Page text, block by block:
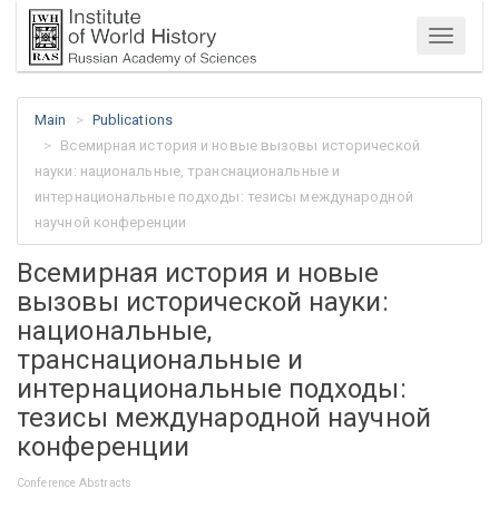
Menu
Main
Publications
Всемирная история и новые вызовы исторической
науки: национальные, транснациональные и
интернациональные подходы: тезисы международной
научной конференции
Всемирная история и новые
вызовы исторической науки:
национальные,
транснациональные и
интернациональные подходы:
тезисы международной научной
конференции
Conference Abstracts